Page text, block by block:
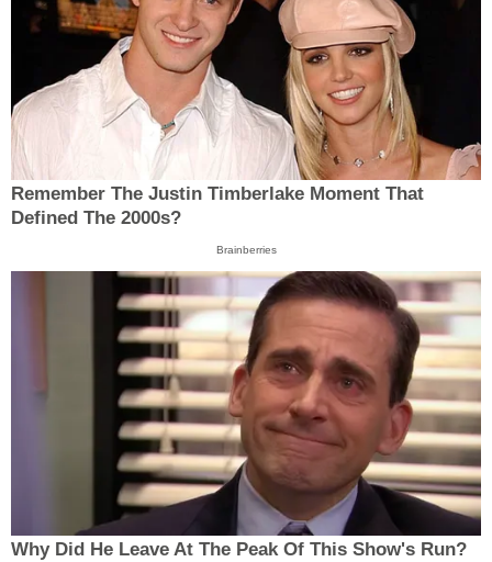
Remember The Justin Timberlake Moment That
Defined The 2000s?
Brainberries
Why Did He Leave At The Peak Of This Show's Run?